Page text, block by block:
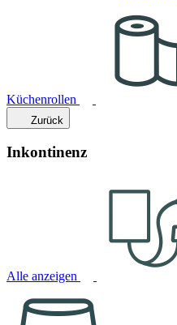
Küchenrollen
Zurück
Inkontinenz
Alle anzeigen